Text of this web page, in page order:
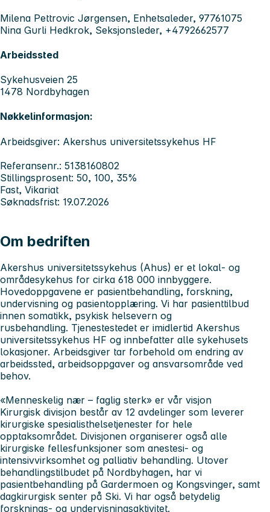
Milena Pettrovic Jørgensen, Enhetsaleder, 97761075
Nina Gurli Hedkrok, Seksjonsleder, +4792662577
Arbeidssted
Sykehusveien 25
1478 Nordbyhagen
Nøkkelinformasjon:
Arbeidsgiver: Akershus universitetssykehus HF
Referansenr.: 5138160802
Stillingsprosent: 50, 100, 35%
Fast, Vikariat
Søknadsfrist: 19.07.2026
Om bedriften
Akershus universitetssykehus (Ahus) er et lokal- og
områdesykehus for cirka 618 000 innbyggere.
Hovedoppgavene er pasientbehandling, forskning,
undervisning og pasientopplæring. Vi har pasienttilbud
innen somatikk, psykisk helsevern og
rusbehandling. Tjenestestedet er imidlertid Akershus
universitetssykehus HF og innbefatter alle sykehusets
lokasjoner. Arbeidsgiver tar forbehold om endring av
arbeidssted, arbeidsoppgaver og ansvarsområde ved
behov.
«Menneskelig nær – faglig sterk» er vår visjon
Kirurgisk divisjon består av 12 avdelinger som leverer
kirurgiske spesialisthelsetjenester for hele
opptaksområdet. Divisjonen organiserer også alle
kirurgiske fellesfunksjoner som anestesi- og
intensivvirksomhet og palliativ behandling. Utover
behandlingstilbudet på Nordbyhagen, har vi
pasientbehandling på Gardermoen og Kongsvinger, samt
dagkirurgisk senter på Ski. Vi har også betydelig
forsknings- og undervisningsaktivitet.